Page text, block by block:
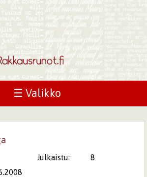
☰ Valikko
Julkaistu:
8